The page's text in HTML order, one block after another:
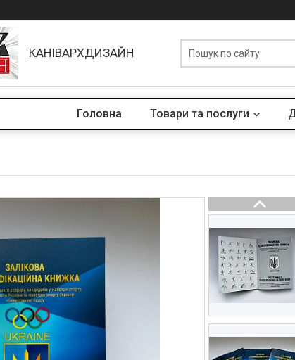
КАНІВАРХДИЗАЙН
Головна Товари та послуги